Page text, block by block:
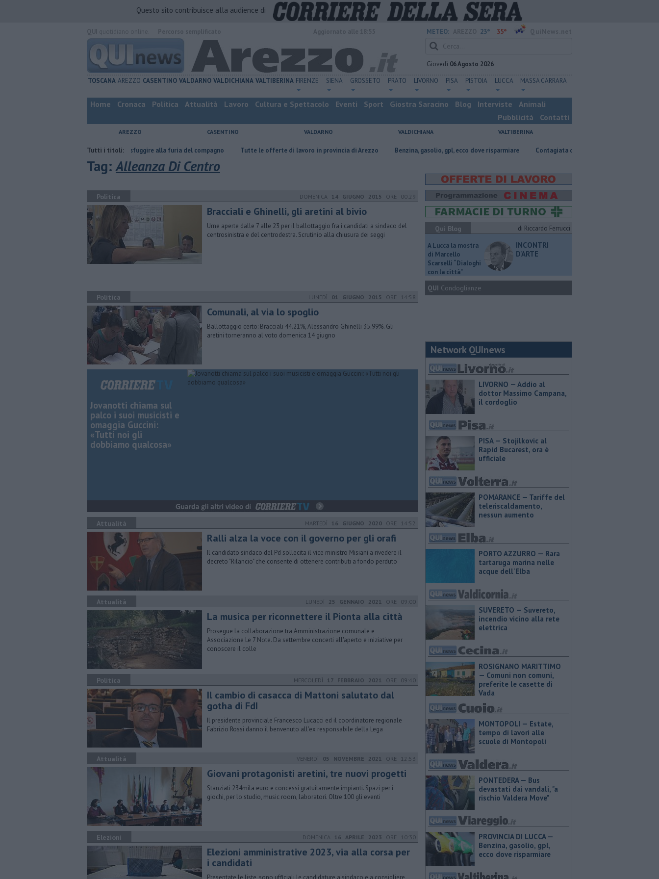
Questo sito contribuisce alla audience di
METEO: 23° 35°
Giovedì 06 Agosto 2026
TOSCANA AREZZO CASENTINO VALDARNO VALDICHIANA VALTIBERINA FIRENZE SIENA GROSSETO PRATO LIVORNO PISA PISTOIA LUCCA MASSA CARRARA
Home Cronaca Politica Attualità Lavoro Cultura e Spettacolo Eventi Sport Giostra Saracino Blog Interviste
Animali
Pubblicità
Contatti
AREZZO CASENTINO VALDARNO VALDICHIANA VALTIBERINA
Tutti i titoli:
Nascosta in un bar per sfuggire alla furia del compagno ​Tutte le offerte di lavoro in provincia di Arezzo ​Benzina, gasolio, gpl, ecco dove risparmiare Contagiata da legionella, non ce l'ha fatta
Tag:Alleanza Di Centro
Politica DOMENICA 14 GIUGNO 2015 ORE 00:29
Bracciali e Ghinelli, gli aretini al bivio
Urne aperte dalle 7 alle 23 per il ballottaggio fra i candidati a sindaco del
centrosinistra e del centrodestra. Scrutinio alla chiusura dei seggi
Politica LUNEDÌ 01 GIUGNO 2015 ORE 14:58
Comunali, al via lo spoglio
Ballottaggio certo: Bracciali 44.21%, Alessandro Ghinelli 35.99%. Gli
aretini torneranno al voto domenica 14 giugno
Jovanotti chiama sul
palco i suoi musicisti e
omaggia Guccini:
«Tutti noi gli
dobbiamo qualcosa»
Attualità MARTEDÌ 16 GIUGNO 2020 ORE 14:52
Ralli alza la voce con il governo per gli orafi
Il candidato sindaco del Pd sollecita il vice ministro Misiani a rivedere il
decreto "Rilancio" che consente di ottenere contributi a fondo perduto
Attualità LUNEDÌ 25 GENNAIO 2021 ORE 09:00
La musica per riconnettere il Pionta alla città
Prosegue la collaborazione tra Amministrazione comunale e
Associazione Le 7 Note. Da settembre concerti all'aperto e iniziative per
conoscere il colle
Politica MERCOLEDÌ 17 FEBBRAIO 2021 ORE 09:40
Il cambio di casacca di Mattoni salutato dal
gotha di FdI
Il presidente provinciale Francesco Lucacci ed il coordinatore regionale
Fabrizio Rossi danno il benvenuto all'ex responsabile della Lega
Attualità VENERDÌ 05 NOVEMBRE 2021 ORE 12:53
Giovani protagonisti aretini, tre nuovi progetti
Stanziati 234mila euro e concessi gratuitamente impianti. Spazi per i
giochi, per lo studio, music room, laboratori. Oltre 100 gli eventi
Elezioni DOMENICA 16 APRILE 2023 ORE 10:30
Elezioni amministrative 2023, via alla corsa per
i candidati
Presentate le liste, sono ufficiali le candidature a sindaco e a consigliere
Qui Blog di Riccardo Ferrucci
A Lucca la mostra
di Marcello
Scarselli “Dialoghi
con la città"
INCONTRI
D'ARTE
QUI Condoglianze
Network QUInews
LIVORNO — Addio al
dottor Massimo Campana,
il cordoglio
PISA — Stojilkovic al
Rapid Bucarest, ora è
ufficiale
POMARANCE — Tariffe del
teleriscaldamento,
nessun aumento
PORTO AZZURRO — Rara
tartaruga marina nelle
acque dell'Elba
SUVERETO — Suvereto,
incendio vicino alla rete
elettrica
ROSIGNANO MARITTIMO
— Comuni non comuni,
preferite le casette di
Vada
MONTOPOLI — Estate,
tempo di lavori alle
scuole di Montopoli
PONTEDERA — Bus
devastati dai vandali, "a
rischio Valdera Move"
PROVINCIA DI LUCCA — ​
Benzina, gasolio, gpl,
ecco dove risparmiare